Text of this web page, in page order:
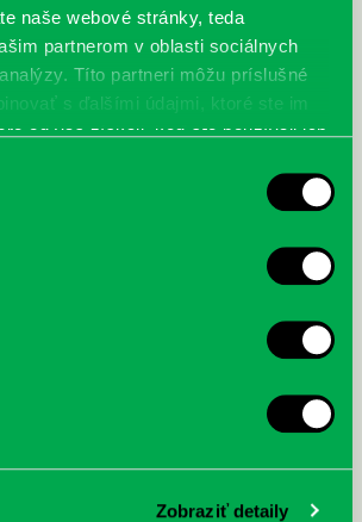
naše webové stránky, teda
partnerom v oblasti sociálnych
Títo partneri môžu príslušné
s ďalšími údajmi, ktoré ste im
od vás získali, keď ste používali ich
Zobraziť detaily